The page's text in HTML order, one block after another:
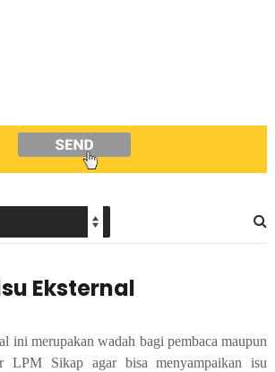
Eksternal
ini merupakan wadah bagi pembaca maupun
LPM Sikap agar bisa menyampaikan isu